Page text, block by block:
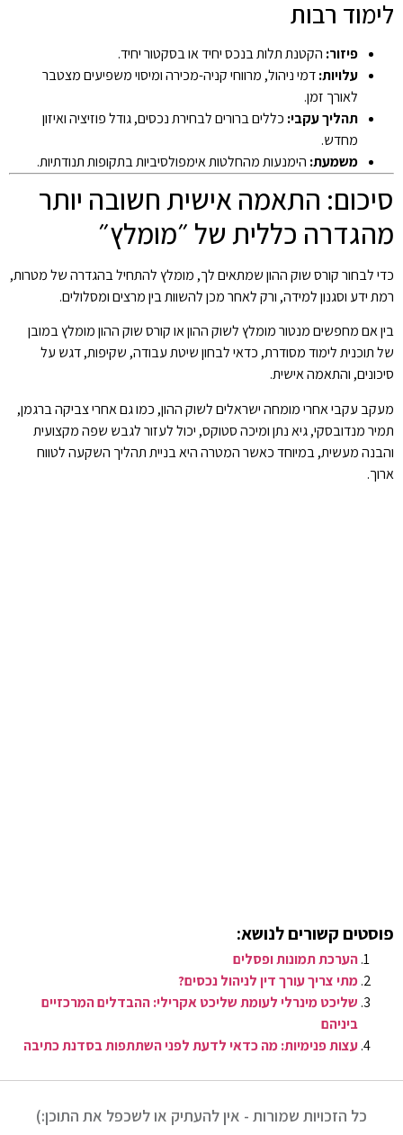
לימוד רבות
פיזור: הקטנת תלות בנכס יחיד או בסקטור יחיד.
עלויות:דמי ניהול, מרווחי קניה-מכירה ומיסוי משפיעים מצטבר
לאורך זמן.
תהליך עקבי: כללים ברורים לבחירת נכסים, גודל פוזיציה ואיזון
מחדש.
משמעת: הימנעות מהחלטות אימפולסיביות בתקופות תנודתיות.
סיכום: התאמה אישית חשובה יותר
מהגדרה כללית של ״מומלץ״
כדי לבחור קורס שוק ההון שמתאים לך, מומלץ להתחיל בהגדרה של מטרות,
רמת ידע וסגנון למידה, ורק לאחר מכן להשוות בין מרצים ומסלולים.
בין אם מחפשים מנטור מומלץ לשוק ההון או קורס שוק ההון מומלץ במובן
של תוכנית לימוד מסודרת, כדאי לבחון שיטת עבודה, שקיפות, דגש על
סיכונים, והתאמה אישית.
מעקב עקבי אחרי מומחה ישראלים לשוק ההון, כמו גם אחרי צביקה ברגמן,
תמיר מנדובסקי, גיא נתן ומיכה סטוקס, יכול לעזור לגבש שפה מקצועית
והבנה מעשית, במיוחד כאשר המטרה היא בניית תהליך השקעה לטווח
ארוך.
פוסטים קשורים לנושא:
הערכת תמונות ופסלים
מתי צריך עורך דין לניהול נכסים?
שליכט מינרלי לעומת שליכט אקרילי: ההבדלים המרכזיים
ביניהם
עצות פנימיות: מה כדאי לדעת לפני השתתפות בסדנת כתיבה
כל הזכויות שמורות - אין להעתיק או לשכפל את התוכן:)